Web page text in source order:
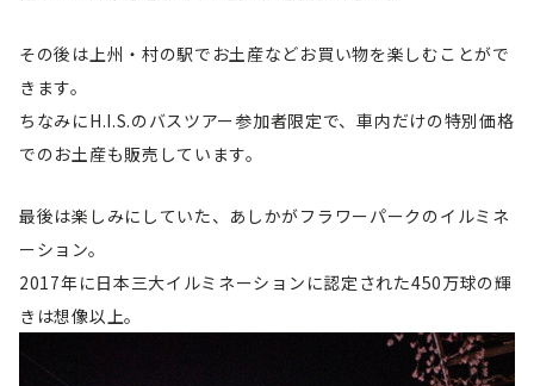
その後は上州・村の駅でお土産などお買い物を楽しむことがで
きます。
ちなみにH.I.S.のバスツアー参加者限定で、車内だけの特別価格
でのお土産も販売しています。
最後は楽しみにしていた、あしかがフラワーパークのイルミネ
ーション。
2017年に日本三大イルミネーションに認定された450万球の輝
きは想像以上。